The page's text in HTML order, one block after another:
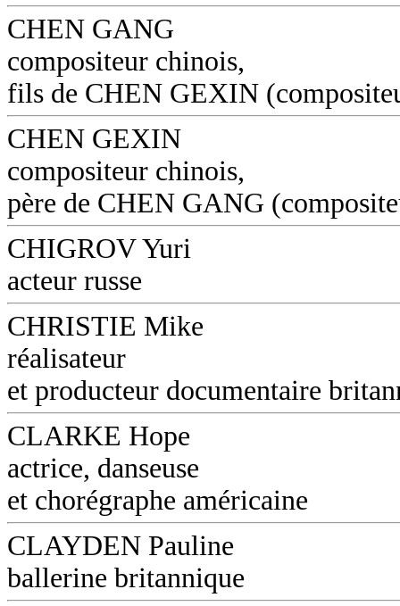
CHEN GANG
compositeur chinois,
fils de CHEN GEXIN
CHEN GEXIN
compositeur chinois,
père de CHEN GANG
CHIGROV Yuri
acteur russe
CHRISTIE Mike
réalisateur
et producteur documentaire
CLARKE Hope
actrice, danseuse
et chorégraphe américaine
CLAYDEN Pauline
ballerine britannique